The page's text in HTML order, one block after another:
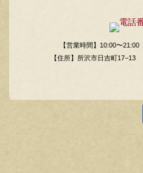
【営業時間】10:00〜21:00
【住所】所沢市日吉町17−13